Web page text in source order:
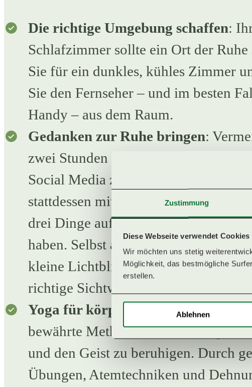
Zustimmung
Diese Webseite verwendet Cookies
Wir möchten uns stetig
Möglichkeit, das bestmögliche
erstellen.
Ablehnen
YOGAURLAUB IN ÖSTERREICH
YOGA FESTIVAL
YOGATAG
YOGARETREAT FÜR FREUNDINNEN
YOGARETREAT FÜR ALLEINREISENDE
PROGRAMME
PROGRAMMÜBERSICHT
RETREATLEITUNGEN
QI GONG RETREATS
MENTAL HEALTH
Die richtige Umgebung schaffen:
Schlafzimmer sollte ein Ort der Ruhe
Sie für ein dunkles, kühles Zimmer
Sie den Fernseher – und im besten
Handy – aus dem Raum.
Gedanken zur Ruhe bringen:
zwei Stunden vor dem Schlafengehen
Social Media zu verbringen. Beenden
stattdessen mit einem kurzen
drei Dinge aufzählen, die Sie als
haben. Selbst an schwierigen Tagen
kleine Lichtblicke finden – es kommt
richtige Sichtweise an.
Yoga für körperliche Entspannung
bewährte Methode, um den Körper
und den Geist zu beruhigen. Durch
Übungen, Atemtechniken und